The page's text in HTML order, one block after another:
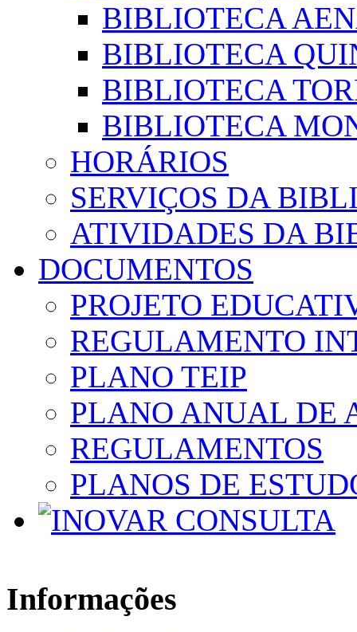
BIBLIOTECA
BIBLIOTECA
BIBLIOTECA
BIBLIOTECA
HORÁRIOS
SERVIÇOS DA
ATIVIDADES DA
DOCUMENTOS
PROJETO
REGULAMENTO
PLANO TEIP
PLANO ANUAL DE
REGULAMENTOS
PLANOS DE
Informações